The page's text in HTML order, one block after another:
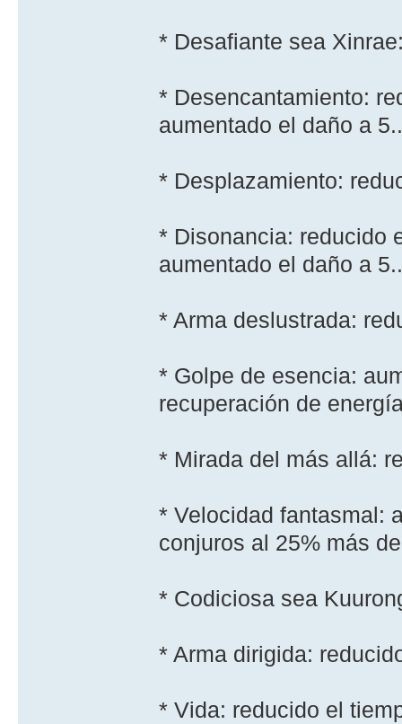
* Desafiante sea
* Desencantamiento:
aumentado el daño a
* Desplazamiento:
* Disonancia: reducido
aumentado el daño a
* Arma deslustrada:
* Golpe de esencia:
recuperación de
* Mirada del más allá:
* Velocidad fantasmal:
conjuros al 25% más
* Codiciosa sea
* Arma dirigida:
* Vida: reducido el